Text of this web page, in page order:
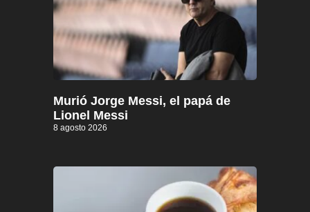
Murió Jorge Messi, el papá de
Lionel Messi
8 agosto 2026